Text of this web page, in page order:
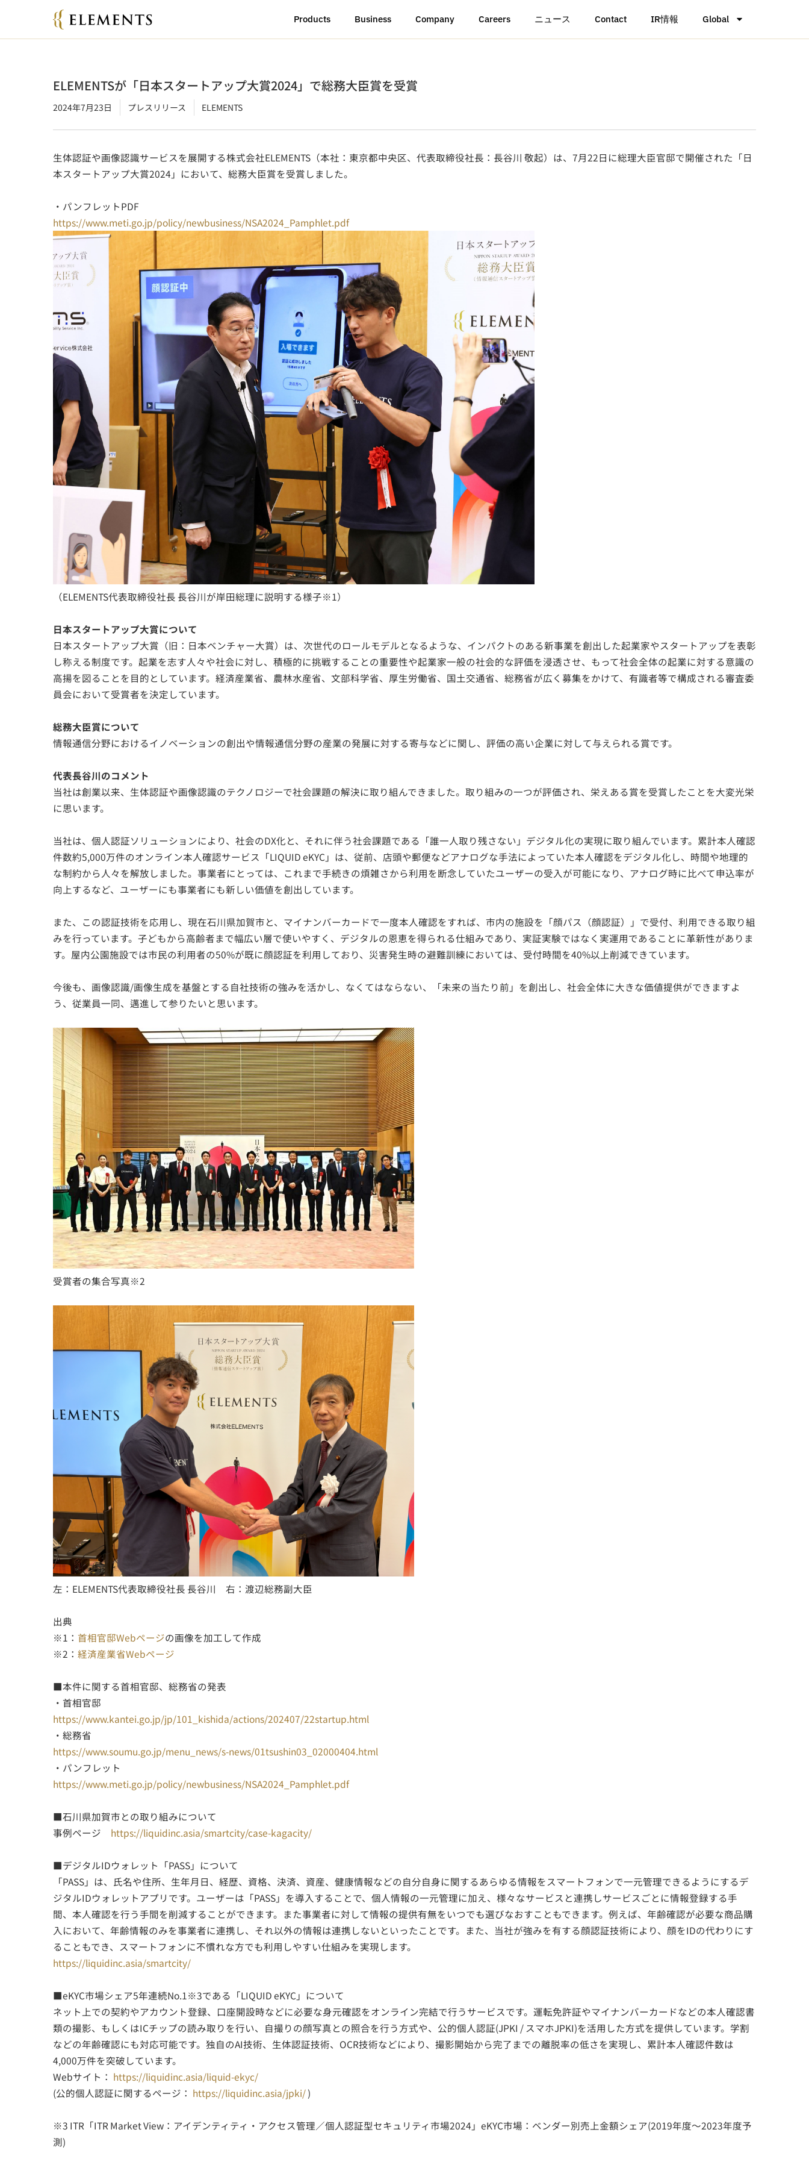
Products Business Company Careers ニュース Contact IR情報 Global
ELEMENTSが「日本スタートアップ大賞2024」で総務大臣賞を受賞
2024年7月23日 プレスリリース ELEMENTS
生体認証や画像認識サービスを展開する株式会社ELEMENTS（本社：東京都中央区、代表取締役社長：長谷川 敬起）は、7月22日に総理大臣官邸で開催された「日
本スタートアップ大賞2024」において、総務大臣賞を受賞しました。
・パンフレットPDF
https://www.meti.go.jp/policy/newbusiness/NSA2024_Pamphlet.pdf
（ELEMENTS代表取締役社長 長谷川が岸田総理に説明する様子※1）
日本スタートアップ大賞について
日本スタートアップ大賞（旧：日本ベンチャー大賞）は、次世代のロールモデルとなるような、インパクトのある新事業を創出した起業家やスタートアップを表彰
し称える制度です。起業を志す人々や社会に対し、積極的に挑戦することの重要性や起業家一般の社会的な評価を浸透させ、もって社会全体の起業に対する意識の
高揚を図ることを目的としています。経済産業省、農林水産省、文部科学省、厚生労働省、国土交通省、総務省が広く募集をかけて、有識者等で構成される審査委
員会において受賞者を決定しています。
総務大臣賞について
情報通信分野におけるイノベーションの創出や情報通信分野の産業の発展に対する寄与などに関し、評価の高い企業に対して与えられる賞です。
代表長谷川のコメント
当社は創業以来、生体認証や画像認識のテクノロジーで社会課題の解決に取り組んできました。取り組みの一つが評価され、栄えある賞を受賞したことを大変光栄
に思います。
当社は、個人認証ソリューションにより、社会のDX化と、それに伴う社会課題である「誰一人取り残さない」デジタル化の実現に取り組んでいます。累計本人確認
件数約5,000万件のオンライン本人確認サービス「LIQUID eKYC」は、従前、店頭や郵便などアナログな手法によっていた本人確認をデジタル化し、時間や地理的
な制約から人々を解放しました。事業者にとっては、これまで手続きの煩雑さから利用を断念していたユーザーの受入が可能になり、アナログ時に比べて申込率が
向上するなど、ユーザーにも事業者にも新しい価値を創出しています。
また、この認証技術を応用し、現在石川県加賀市と、マイナンバーカードで一度本人確認をすれば、市内の施設を「顔パス（顔認証）」で受付、利用できる取り組
みを行っています。子どもから高齢者まで幅広い層で使いやすく、デジタルの恩恵を得られる仕組みであり、実証実験ではなく実運用であることに革新性がありま
す。屋内公園施設では市民の利用者の50%が既に顔認証を利用しており、災害発生時の避難訓練においては、受付時間を40%以上削減できています。
今後も、画像認識/画像生成を基盤とする自社技術の強みを活かし、なくてはならない、「未来の当たり前」を創出し、社会全体に大きな価値提供ができますよ
う、従業員一同、邁進して参りたいと思います。
受賞者の集合写真※2
左：ELEMENTS代表取締役社長 長谷川 右：渡辺総務副大臣
出典
※1： 首相官邸Webページの画像を加工して作成
※2： 経済産業省Webページ
■本件に関する首相官邸、総務省の発表
・首相官邸
https://www.kantei.go.jp/jp/101_kishida/actions/202407/22startup.html
・総務省
https://www.soumu.go.jp/menu_news/s-news/01tsushin03_02000404.html
・パンフレット
https://www.meti.go.jp/policy/newbusiness/NSA2024_Pamphlet.pdf
■石川県加賀市との取り組みについて
事例ページ https://liquidinc.asia/smartcity/case-kagacity/
■デジタルIDウォレット「PASS」について
「PASS」は、氏名や住所、生年月日、経歴、資格、決済、資産、健康情報などの自分自身に関するあらゆる情報をスマートフォンで一元管理できるようにするデ
ジタルIDウォレットアプリです。ユーザーは「PASS」を導入することで、個人情報の一元管理に加え、様々なサービスと連携しサービスごとに情報登録する手
間、本人確認を行う手間を削減することができます。また事業者に対して情報の提供有無をいつでも選びなおすこともできます。例えば、年齢確認が必要な商品購
入において、年齢情報のみを事業者に連携し、それ以外の情報は連携しないといったことです。また、当社が強みを有する顔認証技術により、顔をIDの代わりにす
ることもでき、スマートフォンに不慣れな方でも利用しやすい仕組みを実現します。
https://liquidinc.asia/smartcity/
■eKYC市場シェア5年連続No.1※3である「LIQUID eKYC」について
ネット上での契約やアカウント登録、口座開設時などに必要な身元確認をオンライン完結で行うサービスです。運転免許証やマイナンバーカードなどの本人確認書
類の撮影、もしくはICチップの読み取りを行い、自撮りの顔写真との照合を行う方式や、公的個人認証(JPKI / スマホJPKI)を活用した方式を提供しています。学割
などの年齢確認にも対応可能です。独自のAI技術、生体認証技術、OCR技術などにより、撮影開始から完了までの離脱率の低さを実現し、累計本人確認件数は
4,000万件を突破しています。
Webサイト： https://liquidinc.asia/liquid-ekyc/
(公的個人認証に関するページ： https://liquidinc.asia/jpki/)
※3 ITR「ITR Market View：アイデンティティ・アクセス管理／個人認証型セキュリティ市場2024」eKYC市場：ベンダー別売上金額シェア(2019年度～2023年度予
測)